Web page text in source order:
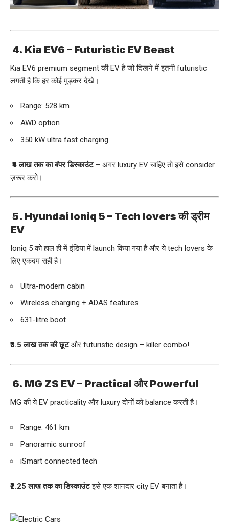
4. Kia EV6 – Futuristic EV Beast
Kia EV6 premium segment की EV है जो दिखने में इतनी futuristic
लगती है कि हर कोई मुड़कर देखे।
Range: 528 km
AWD option
350 kW ultra fast charging
₹4 लाख तक का बंपर डिस्काउंट– अगर luxury EV चाहिए तो इसे consider
ज़रूर करो।
5. Hyundai Ioniq 5 – Tech lovers की ड्रीम
EV
Ioniq 5 को हाल ही में इंडिया में launch किया गया है और ये tech lovers के
लिए एकदम सही है।
Ultra-modern cabin
Wireless charging + ADAS features
631-litre boot
₹3.5 लाख तक की छूटऔर futuristic design – killer combo!
6. MG ZS EV– Practical और Powerful
MG की ये EV practicality और luxury दोनों को balance करती है।
Range: 461 km
Panoramic sunroof
iSmart connected tech
₹2.25 लाख तक का डिस्काउंटइसे एक शानदार city EV बनाता है।